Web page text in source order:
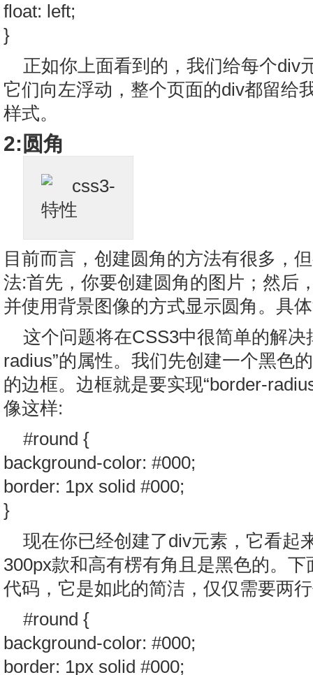
float: left;
}
正如你上面看到的，我们给每个div
它们向左浮动，整个页面的div都留给
样式。
2:圆角
目前而言，创建圆角的方法有很多，
法:首先，你要创建圆角的图片；然后
并使用背景图像的方式显示圆角。具
这个问题将在CSS3中很简单的解决
radius”的属性。我们先创建一个黑色
的边框。边框就是要实现“border-
像这样:
#round {
background-color: #000;
border: 1px solid #000;
}
现在你已经创建了div元素，它看起
300px款和高有楞有角且是黑色的。
代码，它是如此的简洁，仅仅需要两
#round {
background-color: #000;
border: 1px solid #000;